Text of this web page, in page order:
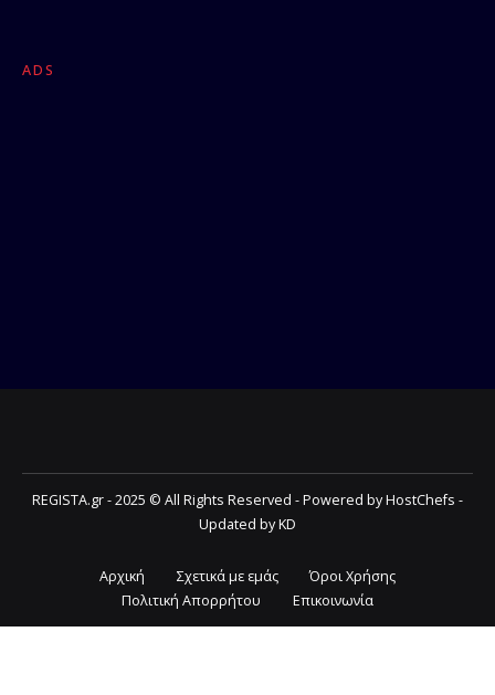
ADS
REGISTA.gr - 2025 © All Rights Reserved - Powered by HostChefs -
Updated by KD
Αρχική Σχετικά με εμάς
Όροι Χρήσης
Πολιτική Απορρήτου
Επικοινωνία